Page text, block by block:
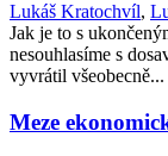
Lukáš Kratochvíl,
Jak je to s
nesouhlasíme s
vyvrátil všeobecně...
Meze